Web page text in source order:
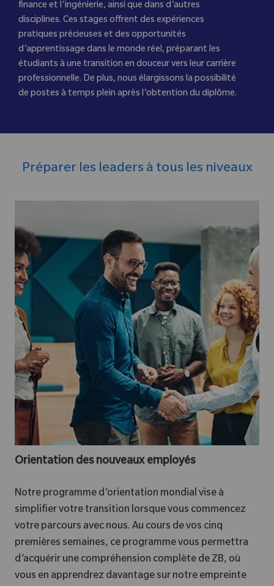
finance et l’ingénierie, ainsi que dans d’autres
disciplines. Ces stages offrent des expériences
pratiques précieuses et des opportunités
d’apprentissage dans le monde réel, préparant les
étudiants à une transition en douceur vers leur carrière
professionnelle. De plus, nous élargissons la possibilité
de postes à temps plein après l’obtention du diplôme.
Préparer les leaders à tous les niveaux
Orientation des nouveaux employés
Notre programme d’orientation mondial vise à
simplifier votre transition lorsque vous commencez
votre parcours avec nous. Au cours de vos cinq
premières semaines, ce programme vous permettra
d’acquérir une compréhension complète de ZB, où
vous en apprendrez davantage sur notre empreinte